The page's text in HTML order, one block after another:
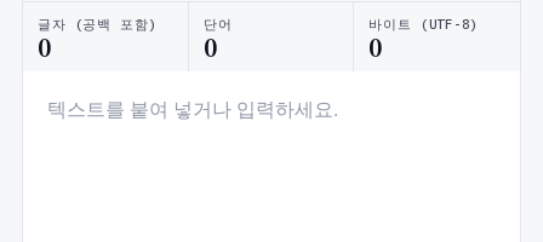
글자 (공백 포함)
0
단어
0
바이트 (UTF-8)
0